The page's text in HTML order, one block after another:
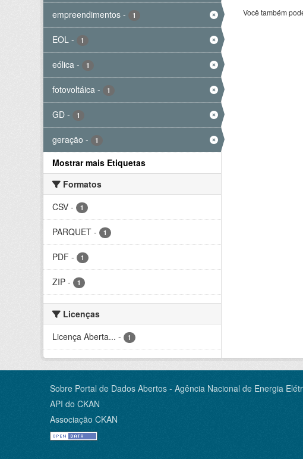
empreendimentos - 1
EOL - 1
eólica - 1
fotovoltáica - 1
GD - 1
geração - 1
Mostrar mais Etiquetas
Formatos
CSV - 1
PARQUET - 1
PDF - 1
ZIP - 1
Licenças
Licença Aberta... - 1
Você também
Sobre Portal de Dados Abertos - Agência Nacional de Energia
API do CKAN
Associação CKAN